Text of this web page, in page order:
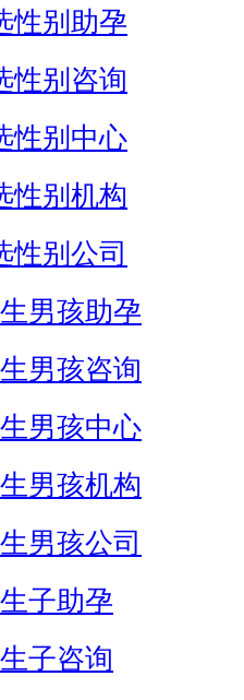
性别助孕
性别咨询
性别中心
性别机构
性别公司
男孩助孕
男孩咨询
男孩中心
男孩机构
男孩公司
子助孕
子咨询